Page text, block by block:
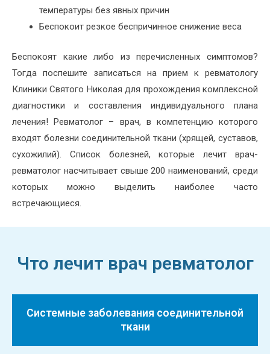
температуры без явных причин
Беспокоит резкое беспричинное снижение веса
Беспокоят какие либо из перечисленных симптомов?
Тогда поспешите записаться на прием к ревматологу
Клиники Святого Николая для прохождения комплексной
диагностики и составления индивидуального плана
лечения! Ревматолог – врач, в компетенцию которого
входят болезни соединительной ткани (хрящей, суставов,
сухожилий). Список болезней, которые лечит врач-
ревматолог насчитывает свыше 200 наименований, среди
которых можно выделить наиболее часто
встречающиеся.
Что лечит врач ревматолог
Системные заболевания соединительной
ткани